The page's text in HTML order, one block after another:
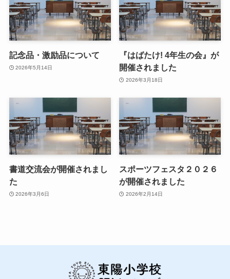
記念品・激励品について
2026年5月14日
『はばたけ! 4年生の会』が
開催されました
2026年3月18日
書道交流会が開催されまし
た
2026年3月6日
スポーツフェスタ２０２６
が開催されました
2026年2月14日